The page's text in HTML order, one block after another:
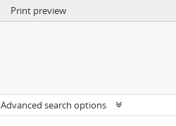
Print preview
Advanced search options